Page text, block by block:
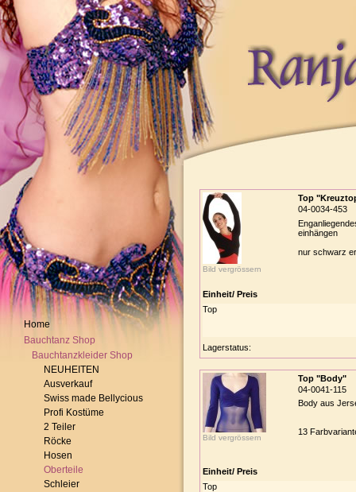
Home
Bauchtanz Shop
Bauchtanzkleider Shop
NEUHEITEN
Ausverkauf
Swiss made Bellycious
Profi Kostüme
2 Teiler
Röcke
Hosen
Oberteile
Schleier
Bild vergrössern
Top
04-0034-453
einhängen
nur schwarz
Einheit/ Preis
Top
Lagerstatus:
Bild vergrössern
Top "Body"
04-0041-115
Body aus
13
Einheit/ Preis
Top